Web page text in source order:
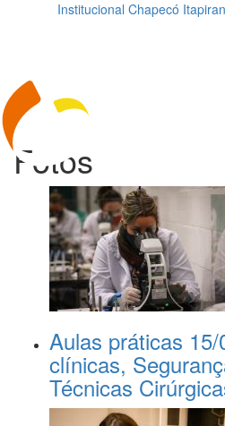
Institucional Chapecó
Fotos
Aulas práticas
clínicas,
Técnicas